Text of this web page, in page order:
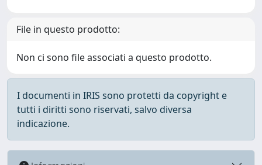
File in questo prodotto:
Non ci sono file associati a questo prodotto.
I documenti in IRIS sono protetti da copyright e
tutti i diritti sono riservati, salvo diversa
indicazione.